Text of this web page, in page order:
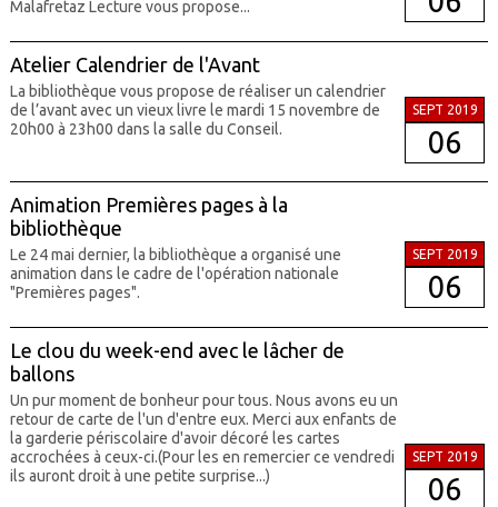
Malafretaz Lecture vous propose...
Atelier Calendrier de l'Avant
La bibliothèque vous propose de réaliser un calendrier
de l’avant avec un vieux livre le mardi 15 novembre de
20h00 à 23h00 dans la salle du Conseil.
SEPT 2019
06
Animation Premières pages à la
bibliothèque
Le 24 mai dernier, la bibliothèque a organisé une
animation dans le cadre de l'opération nationale
"Premières pages".
SEPT 2019
06
Le clou du week-end avec le lâcher de
ballons
Un pur moment de bonheur pour tous. Nous avons eu un
retour de carte de l'un d'entre eux. Merci aux enfants de
la garderie périscolaire d'avoir décoré les cartes
accrochées à ceux-ci.(Pour les en remercier ce vendredi
ils auront droit à une petite surprise...)
SEPT 2019
06